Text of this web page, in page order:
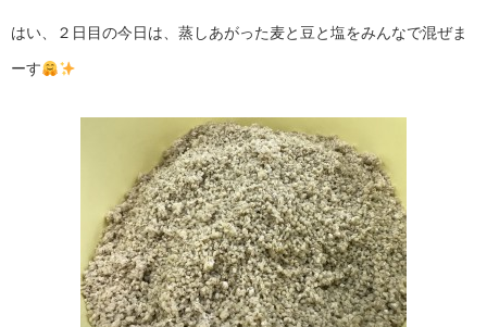
はい、２日目の今日は、蒸しあがった麦と豆と塩をみんなで混ぜま
ーす